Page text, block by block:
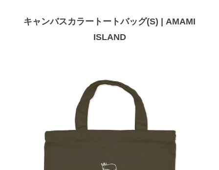
キャンバスカラートートバッグ(S) | AMAMI
ISLAND